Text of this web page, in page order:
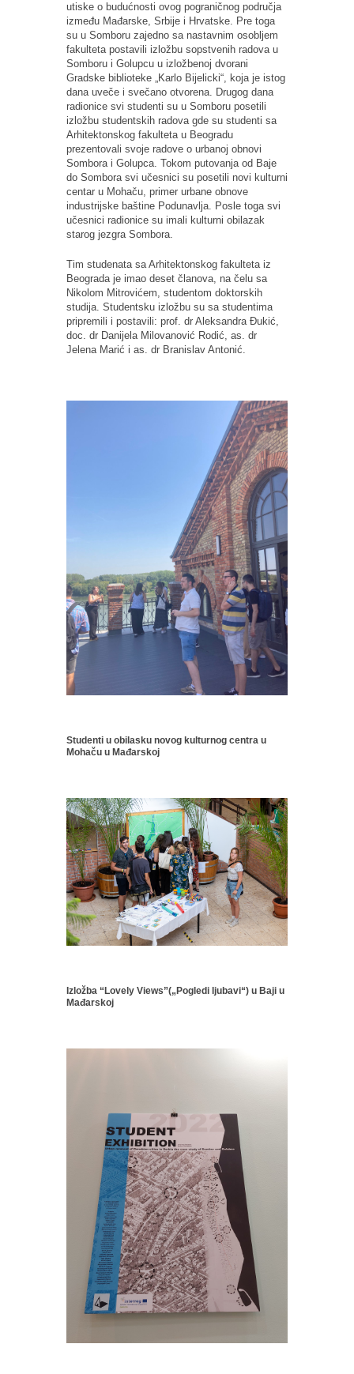
utiske o budućnosti ovog pograničnog područja
između Mađarske, Srbije i Hrvatske. Pre toga
su u Somboru zajedno sa nastavnim osobljem
fakulteta postavili izložbu sopstvenih radova u
Somboru i Golupcu u izložbenoj dvorani
Gradske biblioteke „Karlo Bijelicki“, koja je istog
dana uveče i svečano otvorena. Drugog dana
radionice svi studenti su u Somboru posetili
izložbu studentskih radova gde su studenti sa
Arhitektonskog fakulteta u Beogradu
prezentovali svoje radove o urbanoj obnovi
Sombora i Golupca. Tokom putovanja od Baje
do Sombora svi učesnici su posetili novi kulturni
centar u Mohaču, primer urbane obnove
industrijske baštine Podunavlja. Posle toga svi
učesnici radionice su imali kulturni obilazak
starog jezgra Sombora.
Tim studenata sa Arhitektonskog fakulteta iz
Beograda je imao deset članova, na čelu sa
Nikolom Mitrovićem, studentom doktorskih
studija. Studentsku izložbu su sa studentima
pripremili i postavili: prof. dr Aleksandra Đukić,
doc. dr Danijela Milovanović Rodić, as. dr
Jelena Marić i as. dr Branislav Antonić.
Studenti u obilasku novog kulturnog centra u
Mohaču u Mađarskoj
Izložba “Lovely Views”(„Pogledi ljubavi“) u Baji u
Mađarskoj